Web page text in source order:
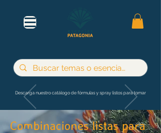
Descarga nuestro catálogo de fórmulas y spray listos para tomar
Combinaciones listas para